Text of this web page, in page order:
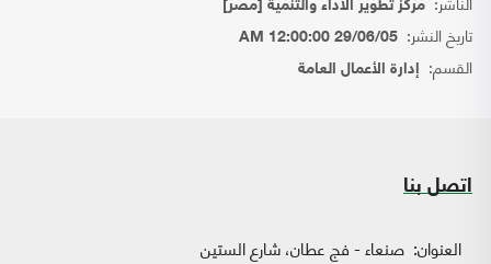
مركز تطوير الاداء والتنمية [مصر]
تاريخ النشر: 29/06/05 12:00:00 AM
القسم: إدارة الأعمال العامة
اتصل بنا
العنوان: صنعاء - فج عطان، شارع الستين